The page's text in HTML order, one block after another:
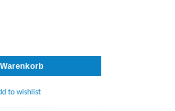
Menge
to wishlist